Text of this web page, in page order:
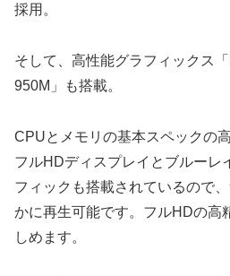
採用。
そして、高性能グラフィックス
950M」も搭載。
CPUとメモリの基本スペックの
フルHDディスプレイとブルーレ
フィックも搭載されているので
かに再生可能です。フルHDの高
しめます。